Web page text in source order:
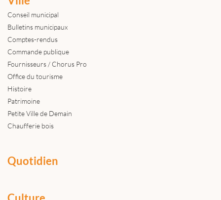
Conseil municipal
Bulletins municipaux
Comptes-rendus
Commande publique
Fournisseurs / Chorus Pro
Office du tourisme
Histoire
Patrimoine
Petite Ville de Demain
Chaufferie bois
Quotidien